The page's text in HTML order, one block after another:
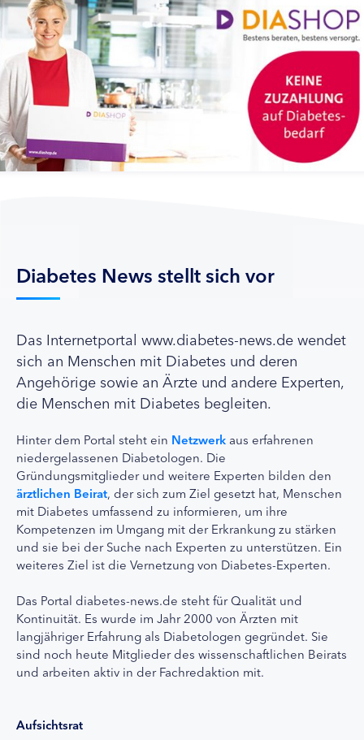
Diabetes News stellt sich vor
Das Internetportal www.diabetes-news.de wendet
sich an Menschen mit Diabetes und deren
Angehörige sowie an Ärzte und andere Experten,
die Menschen mit Diabetes begleiten.
Hinter dem Portal steht ein Netzwerk aus erfahrenen
niedergelassenen Diabetologen. Die
Gründungsmitglieder und weitere Experten bilden den
ärztlichen Beirat, der sich zum Ziel gesetzt hat, Menschen
mit Diabetes umfassend zu informieren, um ihre
Kompetenzen im Umgang mit der Erkrankung zu stärken
und sie bei der Suche nach Experten zu unterstützen. Ein
weiteres Ziel ist die Vernetzung von Diabetes-Experten.
Das Portal diabetes-news.de steht für Qualität und
Kontinuität. Es wurde im Jahr 2000 von Ärzten mit
langjähriger Erfahrung als Diabetologen gegründet. Sie
sind noch heute Mitglieder des wissenschaftlichen Beirats
und arbeiten aktiv in der Fachredaktion mit.
Aufsichtsrat